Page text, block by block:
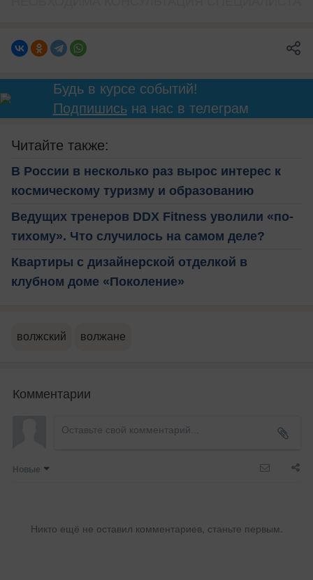
Будь в курсе событий!
Подпишисьна нас в телеграм
Читайте также:
В России в несколько раз вырос интерес к
космическому туризму и образованию
Ведущих тренеров DDX Fitness уволили «по-
тихому». Что случилось на самом деле?
Квартиры с дизайнерской отделкой в
клубном доме «Поколение»
волжский волжане
Комментарии
Новые
Никто ещё не оставил комментариев, станьте первым.